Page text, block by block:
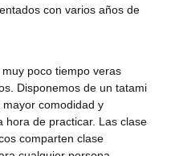
con varios años de
poco tiempo veras
Disponemos de un tatami
comodidad y
hora de practicar. Las clase
comparten clase